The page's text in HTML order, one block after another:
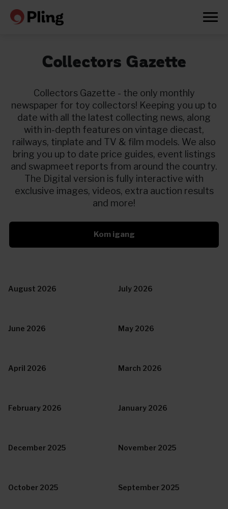
Collectors Gazette
Collectors Gazette - the only monthly
newspaper for toy collectors! Keeping you up to
date with all the latest collecting news, along
with in-depth features on vintage diecast,
railways, tinplate and TV & film models. We also
bring you up to date price guides, event listings
and swapmeet reports from around the country.
The Digital version is fully interactive with
exclusive images, videos, extra auction results
and more!
Kom igang
August 2026 July 2026
June 2026 May 2026
April 2026 March 2026
February 2026 January 2026
December 2025 November 2025
October 2025 September 2025